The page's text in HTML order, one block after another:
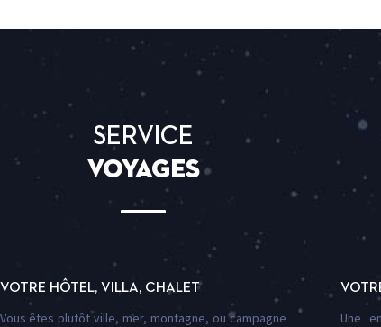
SERVICE
voyages
VOTRE HÔTEL, VILLA, CHALET
Vous êtes plutôt ville, mer, montagne, ou campagne
Une